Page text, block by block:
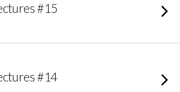
#15
#14